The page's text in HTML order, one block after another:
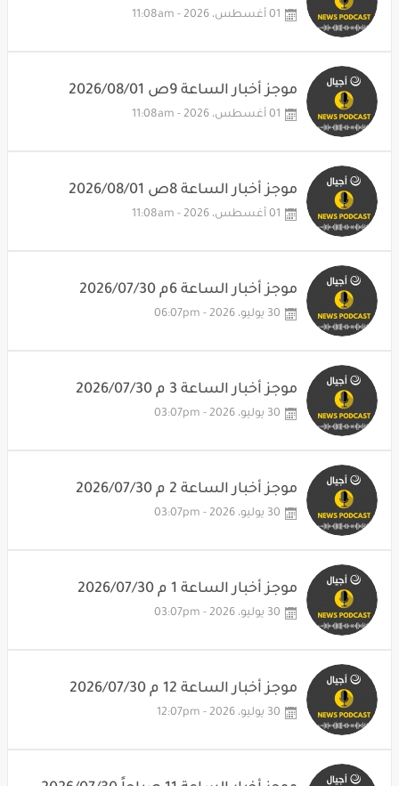
01 أغسطس، 2026 - 11:08am
موجز أخبار الساعة 9ص 2026/08/01
01 أغسطس، 2026 - 11:08am
موجز أخبار الساعة 8ص 2026/08/01
01 أغسطس، 2026 - 11:08am
موجز أخبار الساعة 6م 2026/07/30
30 يوليو، 2026 - 06:07pm
موجز أخبار الساعة 3 م 2026/07/30
30 يوليو، 2026 - 03:07pm
موجز أخبار الساعة 2 م 2026/07/30
30 يوليو، 2026 - 03:07pm
موجز أخبار الساعة 1 م 2026/07/30
30 يوليو، 2026 - 03:07pm
موجز أخبار الساعة 12 م 2026/07/30
30 يوليو، 2026 - 12:07pm